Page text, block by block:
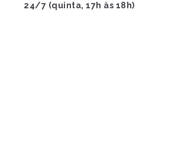
24/7 (quinta, 17h às 18h)